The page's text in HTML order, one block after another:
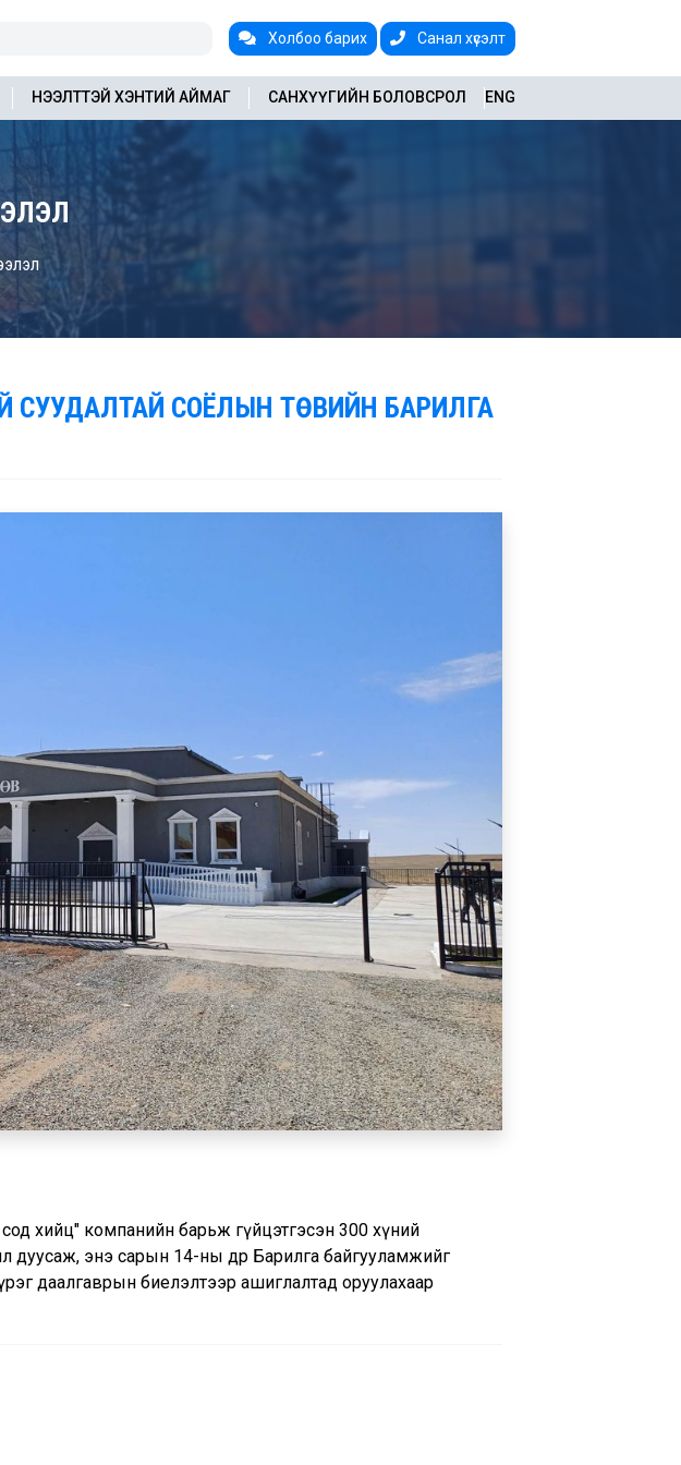
Холбоо барих Санал хүсэлт
ENG
НЭЭЛТТЭЙ ХЭНТИЙ АЙМАГ САНХҮҮГИЙН БОЛОВСРОЛ
СУУДАЛТАЙ СОЁЛЫН ТӨВИЙН БАРИЛГА
сод хийц" компанийн барьж гүйцэтгэсэн 300 хүний
дуусаж, энэ сарын 14-ны өдөр Барилга байгууламжийг
даалгаврын биелэлтээр ашиглалтад оруулахаар